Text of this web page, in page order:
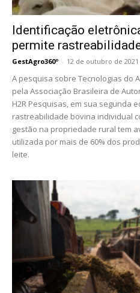
Identificação
permite
GestAgro360º - 12 de outubro de 2021
A pesquisa sobre Tecnologias do
pela Associação Brasileira de
H2R Pesquisas, em sua segunda
rastreabilidade bovina individual
gestão na propriedade rural tem
utilizada por mais de 60% dos
leite.